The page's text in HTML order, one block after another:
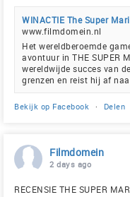
WINACTIE The Super
www.filmdomein.nl
Het wereldberoemde
avontuur in THE SUPER
wereldwijde succes van
grenzen en reist hij af
Bekijk op Facebook · Delen
Filmdomein
2 days ago
RECENSIE THE SUPER